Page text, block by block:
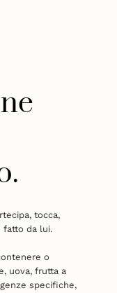
tocca,
fatto da lui.
o
uova, frutta a
specifiche,